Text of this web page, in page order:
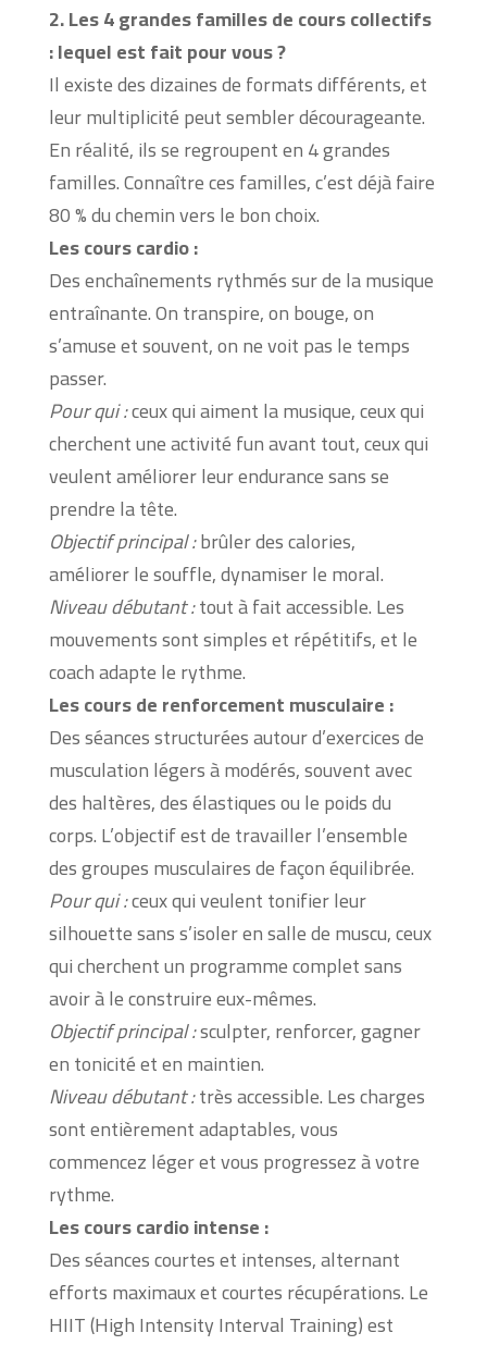
2. Les 4 grandes familles de cours collectifs
: lequel est fait pour vous ?
Il existe des dizaines de formats différents, et
leur multiplicité peut sembler décourageante.
En réalité, ils se regroupent en 4 grandes
familles. Connaître ces familles, c’est déjà faire
80 % du chemin vers le bon choix.
Les cours cardio :
Des enchaînements rythmés sur de la musique
entraînante. On transpire, on bouge, on
s’amuse et souvent, on ne voit pas le temps
passer.
Pour qui :ceux qui aiment la musique, ceux qui
cherchent une activité fun avant tout, ceux qui
veulent améliorer leur endurance sans se
prendre la tête.
Objectif principal :brûler des calories,
améliorer le souffle, dynamiser le moral.
Niveau débutant :tout à fait accessible. Les
mouvements sont simples et répétitifs, et le
coach adapte le rythme.
Les cours de renforcement musculaire :
Des séances structurées autour d’exercices de
musculation légers à modérés, souvent avec
des haltères, des élastiques ou le poids du
corps. L’objectif est de travailler l’ensemble
des groupes musculaires de façon équilibrée.
Pour qui :ceux qui veulent tonifier leur
silhouette sans s’isoler en salle de muscu, ceux
qui cherchent un programme complet sans
avoir à le construire eux-mêmes.
Objectif principal :sculpter, renforcer, gagner
en tonicité et en maintien.
Niveau débutant :très accessible. Les charges
sont entièrement adaptables, vous
commencez léger et vous progressez à votre
rythme.
Les cours cardio intense :
Des séances courtes et intenses, alternant
efforts maximaux et courtes récupérations. Le
HIIT (High Intensity Interval Training) est